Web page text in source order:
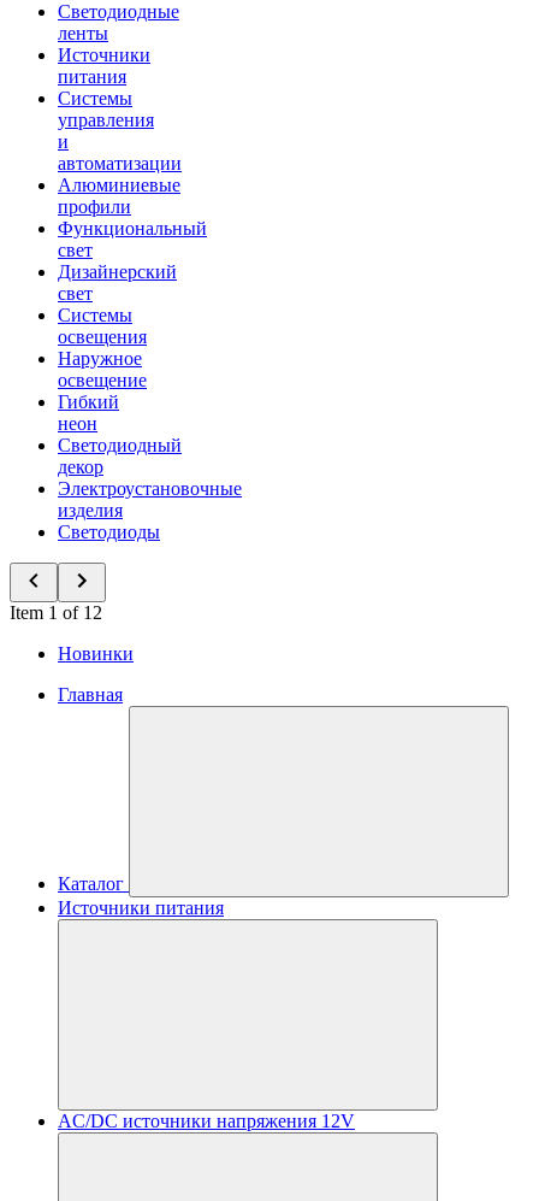
Светодиодные
ленты
Источники
питания
Системы
управления
и
автоматизации
Алюминиевые
профили
Функциональный
свет
Дизайнерский
свет
Системы
освещения
Наружное
освещение
Гибкий
неон
Светодиодный
декор
Электроустановочные
изделия
Светодиоды
Item 1 of 12
Новинки
Главная
Каталог
Источники питания
AC/DC источники напряжения 12V